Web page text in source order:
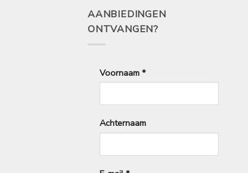
AANBIEDINGEN
ONTVANGEN?
Voornaam *
Achternaam